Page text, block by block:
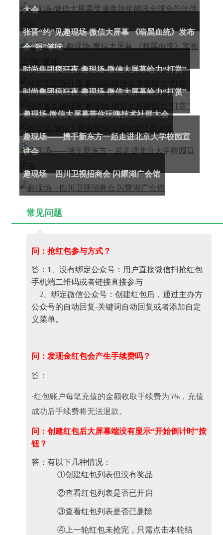
大会
张晋“约”见趣现场-微信大屏幕 《暗黑血统》发布
会“狠”够味
时尚集团疯狂夜 趣现场-微信大屏幕给力“打赏”
时尚集团疯狂夜 趣现场-微信大屏幕给力“打赏”
趣现场-微信大屏幕带你玩嗨技术社群大会
趣现场——携手新东方一起走进北京大学校园宣
讲会
趣现场—四川卫视招商会 闪耀湖广会馆
常见问题
问：抢红包参与方式？
答：1、没有绑定公众号：用户直接微信扫抢红包
手机端二维码或者链接直接参与
2、绑定微信公众号：创建红包后，通过主办方
公众号的自动回复-关键词自动回复或者添加自定
义菜单。
问： 发现金红包会产生手续费吗？
答：
·红包账户每笔充值的金额收取手续费为5%，充值
成功后手续费将无法退款。
问：创建红包后大屏幕端没有显示“开始倒计时”按
钮？
答：有以下几种情况：
①创建红包列表但没有奖品
②查看红包列表是否已开启
③查看红包列表是否已删除
④上一轮红包未抢完，只需点击本轮结